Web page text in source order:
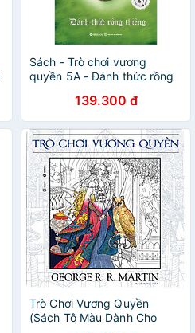
Sách - Trò chơi vương
quyền 5A - Đánh thức rồng
139.300 đ
Trò Chơi Vương Quyền
(Sách Tô Màu Dành Cho